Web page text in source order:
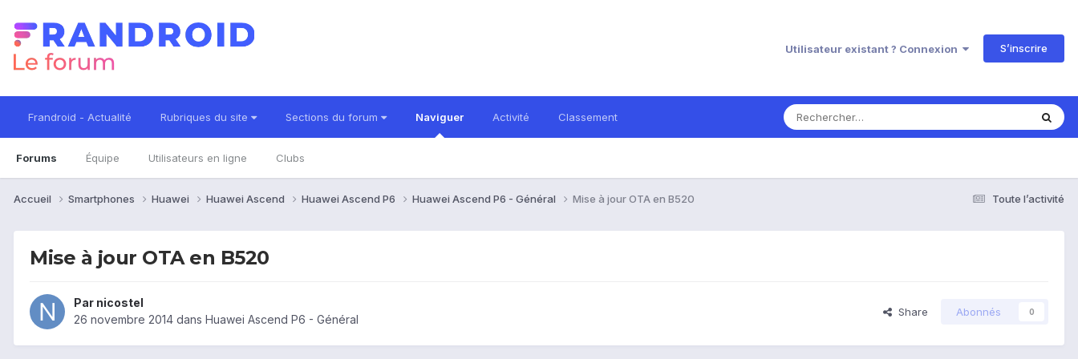
Utilisateur existant ? Connexion S’inscrire
Frandroid - Actualité Rubriques du site Sections du forum Naviguer
Forums Équipe Utilisateurs en ligne Clubs
Activité Classement
Toute l’activité
Accueil Smartphones Huawei Huawei Ascend Huawei Ascend P6 Huawei Ascend P6 - Général Mise à jour OTA en B520
Mise à jour OTA en B520
Par nicostel
26 novembre 2014 dans Huawei Ascend P6 - Général
Share Abonnés 0